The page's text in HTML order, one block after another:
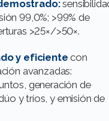
99,0%; >99% de
>25×/>50×.
y eficiente con
avanzadas:
generación de
y tríos, y emisión de